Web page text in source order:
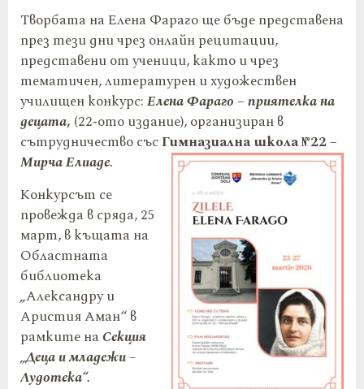
Творбата на Елена Фараго ще бъде представена
през тези дни чрез онлайн рецитации,
представени от ученици, както и чрез
тематичен, литературен и художествен
училищен конкурс:Елена Фараго – приятелка на
децата, (22‑ото издание), организиран в
сътрудничество съсГимназиална школа №22–
Мирча Елиаде.
Конкурсът се
провежда в сряда, 25
март, в къщата на
Областната
библиотека
„Александру и
Аристия Аман“ в
рамките наСекция
„Деца и младежи –
Лудотека“.